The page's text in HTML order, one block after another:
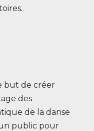
but de créer
des
de la danse
public pour